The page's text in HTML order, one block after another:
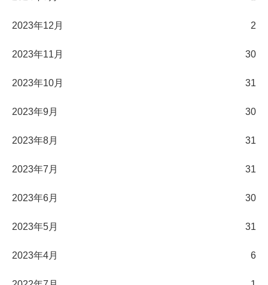
2023年12月 2
2023年11月 30
2023年10月 31
2023年9月 30
2023年8月 31
2023年7月 31
2023年6月 30
2023年5月 31
2023年4月 6